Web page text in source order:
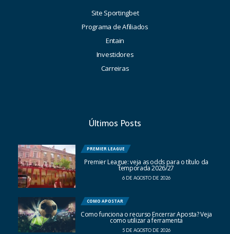
Site Sportingbet
Programa de Afiliados
Entain
Investidores
Carreiras
Últimos Posts
PREMIER LEAGUE
Premier League: veja as odds para o título da
temporada 2026/27
6 DE AGOSTO DE 2026
COMO APOSTAR
Como funciona o recurso Encerrar Aposta? Veja
como utilizar a ferramenta
5 DE AGOSTO DE 2026